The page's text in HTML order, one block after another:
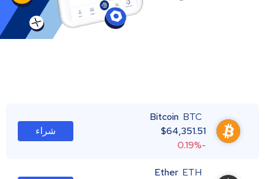
Bitcoin BTC
$64,351.51
-0.19%
شراء
Ether ETH